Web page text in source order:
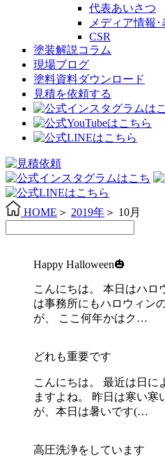
代表あいさつ
メディア情報
CSR
塗装解説コラム
現場ブログ
塗料資料ダウンロード
見積を依頼する
HOME ＞ 2019年 ＞ 10月
Happy Halloween🎃
こんにちは。 本日はハロ
は事務所にもハロウィン
が、 ここ何年かはク…
どれも重要です
こんにちは。 最近は日に
ますよね。 昨日は寒い寒
が、本日は暑いです(…
高圧洗浄をしています